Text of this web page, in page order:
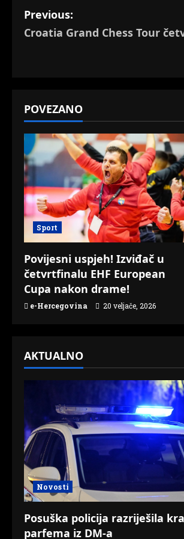
P
o
n
a
v
i
g
a
t
i
n
Previous:
Croatia Grand Chess Tour
POVEZANO
Sport
Povijesni uspjeh! Izviđač u
četvrtfinalu EHF European
Cupa nakon drame!
e-Hercegovina 20 veljače, 2026
AKTUALNO
Novosti
Posuška policija razriješila
parfema iz DM-a